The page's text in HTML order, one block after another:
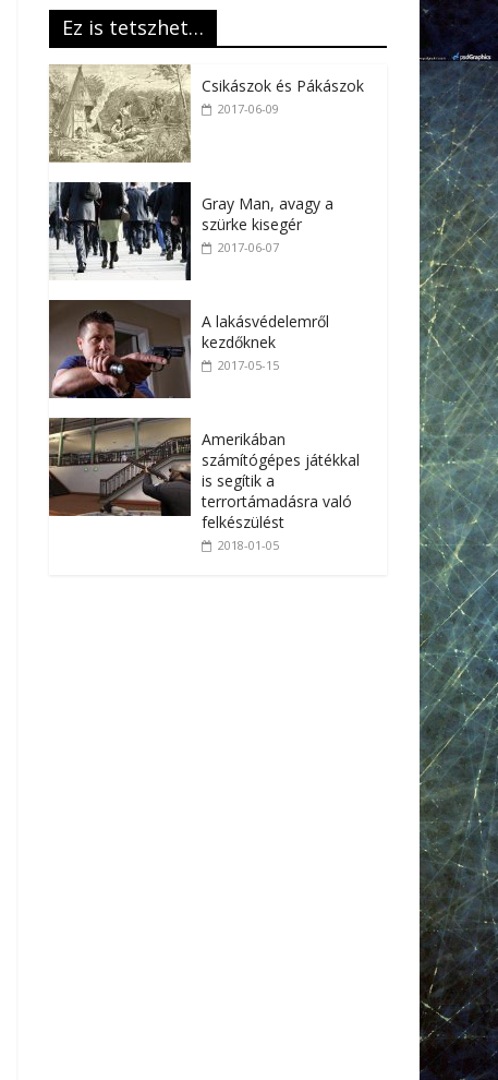
Ez is tetszhet…
Csikászok és Pákászok
2017-06-09
Gray Man, avagy a
szürke kisegér
2017-06-07
A lakásvédelemről
kezdőknek
2017-05-15
Amerikában
számítógépes játékkal
is segítik a
terrortámadásra való
felkészülést
2018-01-05